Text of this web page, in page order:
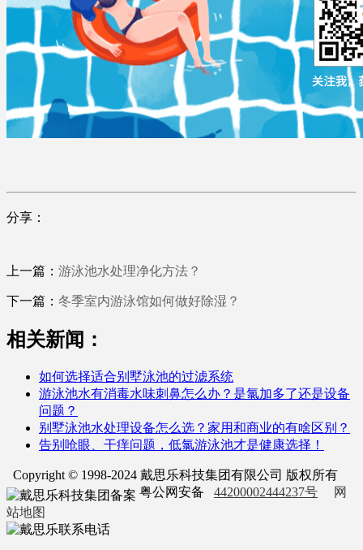
分享：
上一篇： 游泳池水处理净化方法？
下一篇： 冬季室内游泳馆如何做好除湿？
相关新闻：
如何选择适合别墅泳池的过滤系统
游泳池水有消毒水味刺鼻怎么办？是氯加多了还是设备
问题？
别墅泳池水处理设备怎么选？家用和商业的有啥区别？
告别呛眼、干痒问题，低氯游泳池才是健康选择！
Copyright © 1998-2024 戴思乐科技集团有限公司 版权所有
粤公网安备 44200002444237号
网
站地图